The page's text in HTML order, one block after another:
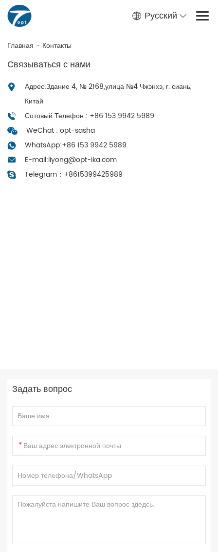
Русский
Главная - Контакты
Связываться с нами
Адрес:Здание 4, № 2168,улица №4 Чжэнхэ, г. сиань,
Китай
Сотовый Телефон : +86 153 9942 5989
WeChat : opt-sasha
WhatsApp:+86 153 9942 5989
E-mail:liyong@opt-ika.com
Telegram： +8615399425989
Задать вопрос